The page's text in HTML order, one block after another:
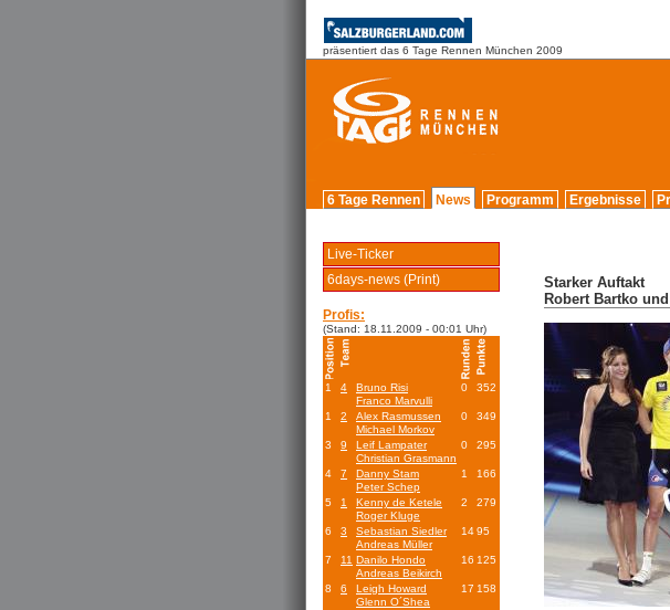
präsentiert das 6 Tage Rennen München 2009
6 Tage Rennen News Programm Ergebnisse
Live-Ticker
6days-news (Print)
Profis:
(Stand: 18.11.2009 - 00:01 Uhr)
1 4
Bruno Risi
Franco Marvulli
0 352
1 2
Alex Rasmussen
Michael Morkov
0 349
3 9
Leif Lampater
Christian Grasmann
0 295
4 7
Danny Stam
Peter Schep
1 166
5 1
Kenny de Ketele
Roger Kluge
2 279
6 3
Sebastian Siedler
Andreas Müller
1495
7 11 Danilo Hondo
Andreas Beikirch
16 125
8 6
Leigh Howard
Glenn O´Shea
17 158
Starker Auftakt
Robert Bartko